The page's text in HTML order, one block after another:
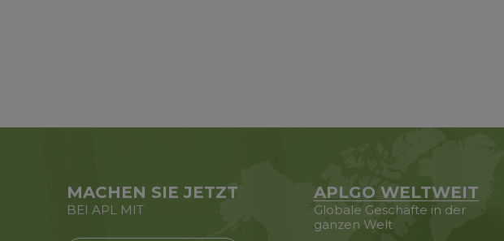
MACHEN SIE JETZT
BEI APL MIT
APLGO WELTWEIT
Globale Geschäfte in der
ganzen Welt